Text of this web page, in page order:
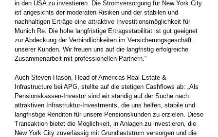
in den USA zu investieren. Die Stromversorgung für New York City
ist angesichts der moderaten Risiken und der stabilen und
nachhaltigen Erträge eine attraktive Investitionsmöglichkeit für
Munich Re. Die hohe langfristige Ertragsstabilität ist gut geeignet
zur Abdeckung der Verbindlichkeiten im Versicherungsgeschäft
unserer Kunden. Wir freuen uns auf die langfristig erfolgreiche
Zusammenarbeit mit professionellen Partnern.“
Auch Steven Hason, Head of Americas Real Estate &
Infrastructure bei APG, stellte auf die stetigen Cashflows ab: „Als
Pensionskassen-Investor sind wir ständig auf der Suche nach
attraktiven Infrastruktur-Investments, die uns helfen, stabile und
langfristige Renditen für unsere Pensionskunden zu erzielen. Diese
Transaktion bietet die Möglichkeit, in Anlagen zu investieren, die
New York City zuverlässig mit Grundlaststrom versorgen und die